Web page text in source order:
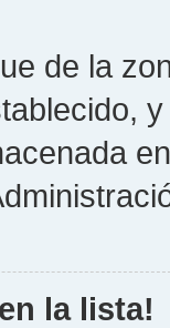
de la
la lista!